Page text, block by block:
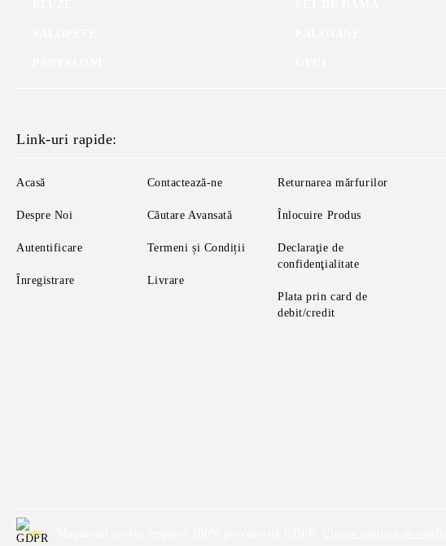
Link-uri rapide:
Acasă
Despre Noi
Autentificare
Înregistrare
Contactează-ne
Căutare Avansată
Termeni și Condiții
Livrare
Returnarea mărfurilor
Înlocuire Produs
Declaraţie de
confidenţialitate
Plata prin card de
debit/credit
GDPR